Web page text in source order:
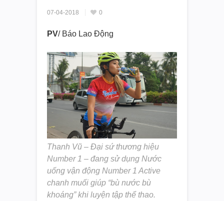
07-04-2018 0
PV/ Báo Lao Động
Thanh Vũ – Đại sứ thương hiệu
Number 1 – đang sử dụng Nước
uống vận động Number 1 Active
chanh muối giúp “bù nước bù
khoáng” khi luyện tập thể thao.